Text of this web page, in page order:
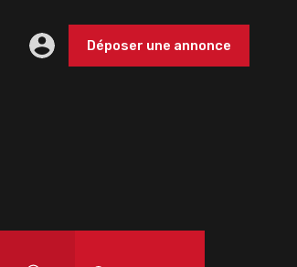
Déposer une annonce